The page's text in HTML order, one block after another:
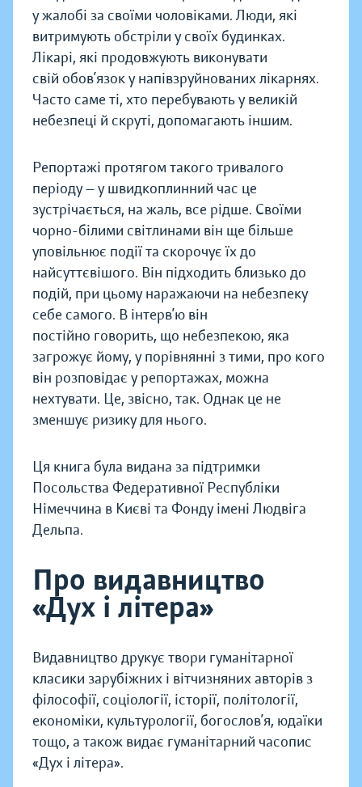
у жалобі за своїми чоловіками. Люди, які
витримують обстріли у своїх будинках.
Лікарі, які продовжують виконувати
свій обов’язок у напівзруйнованих лікарнях.
Часто саме ті, хто перебувають у великій
небезпеці й скруті, допомагають іншим.
Репортажі протягом такого тривалого
періоду — у швидкоплинний час це
зустрічається, на жаль, все рідше. Своїми
чорно-білими світлинами він ще більше
уповільнює події та скорочує їх до
найсуттєвішого. Він підходить близько до
подій, при цьому наражаючи на небезпеку
себе самого. В інтерв’ю він
постійно говорить, що небезпекою, яка
загрожує йому, у порівнянні з тими, про кого
він розповідає у репортажах, можна
нехтувати. Це, звісно, так. Однак це не
зменшує ризику для нього.
Ця книга була видана за підтримки
Посольства Федеративної Республіки
Німеччина в Києві та Фонду імені Людвіга
Дельпа.
Про видавництво
«Дух і літера»
Видавництво друкує твори гуманітарної
класики зарубіжних і вітчизняних авторів з
філософії, соціології, історії, політології,
економіки, культурології, богослов’я, юдаїки
тощо, а також видає гуманітарний часопис
«Дух і літера».